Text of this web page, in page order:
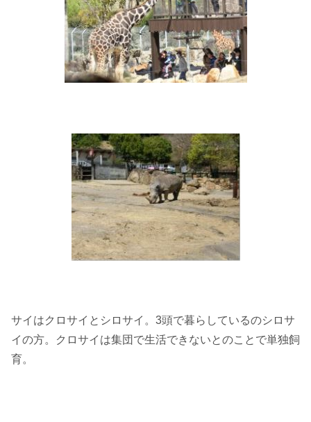
サイはクロサイとシロサイ。3頭で暮らしているのシロサ
イの方。クロサイは集団で生活できないとのことで単独飼
育。